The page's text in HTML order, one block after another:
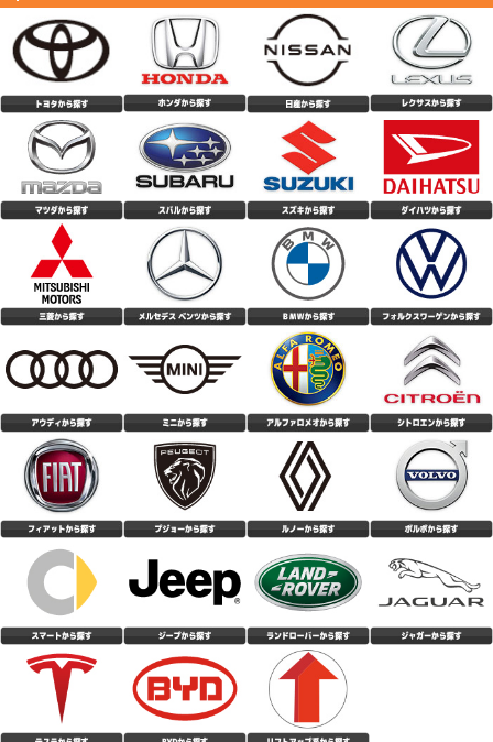
値段の割には、良いタイヤだと思います。 思った以上に静粛性は高いと思
います。 ウェット性能に関しては、5.0点としていますが、正直まだ大雨に
は当たっていない為分かりません笑
(4.36点)
ぷくたんさん
MINERVA 209 165/55R15 75H
以前はナンカンタイヤを使用していたが、値段高騰によりこのタイヤにしま
した。 約3年で4万キロ超走ってますが、まだまだスリップまでサインが出
るまではもう少し走れそうです。 残念なところは、2年でタイヤの接地面外
側辺りからヒビが入り出したことです。 昨今の真夏の高温に紫外線量なら
仕方ないのかなと… ちなみにタイヤ側面は紫外線ガードのスプレーを塗布
しているので全然大丈夫でした。
(5.00点)Tさん
ENVOY MOTIVA UHP 255/35R20 97Y XL
装着して100キロ程走行しました。静粛性、乗り心地、ハンドリング性能も
想像以上に良かったです。4本購入し今回はフロントに245/35r20、リアに
255/35r20を履かせました。またサイドウォール骨格も2プライで、かなり
コスパは高いように感じます。
(4.50点)ノボルくんさん
DUNLOP DIREZZA DZ102 205/45R17 84W
9月の値上げ前に交換しました、コストパフォーマンスがとても良く面白い
タイヤではないかと思います
(5.00点)ko0*******さん
ENVOY TORDERA H/T 225/60R18 104V XL
タイヤ交換して日は経ってませんが ドライ性能はいいと思います。 以前は
MICHELIN CROSSCLIMATE SUVを装着していましたが、あまり変わりなく
問題ないと思います。 ロードノイズに関しては若干気になるかなーとは思
いますが 概ね問題ありません。音楽をかけていれば気にならないかと。 耐
久性は分かりませんが、値段の安さを考えたら良い商品だと思います。
(4.42点)
hir*******さん
ENVOY MOTIVA UHP 255/35R19 96Y XL
純正のPOTENZAランフラットがパンクし緊急で交換。 当然ステアリングは
軽い方向に変化したものの 空気圧を合わせていくと軽快さとしっとりした
乗り心地・グリップ感が快適に感じた。 新東名120km区間での追い越しや
峠道でも不安な場面は無かった。 ライフは不明だが、合計で十数万になる
純正タイヤに比べ価格もかなり安いため余裕を持った早めの交換を心掛けた
い。
(5.00点)jun5さん
DUNLOP DIREZZA DZ102 235/40R18 91W
交換して100Kほどで晴れの日にしか乗れていませんが、静粛性/乗り心地に
満足です。 同一ブランドの同じ銘柄の国内向けに比べ半額以下の価格で、
この性能なら問題ありません。 XL規格が必要ない人なら全然ありだと思い
ます。
(5.00点)hik*******さん
Verthandi VM-S27 15x6.0 45 114.3x5 MGR